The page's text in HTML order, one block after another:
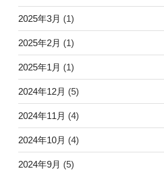
2025年3月 (1)
2025年2月 (1)
2025年1月 (1)
2024年12月 (5)
2024年11月 (4)
2024年10月 (4)
2024年9月 (5)